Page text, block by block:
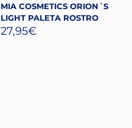
MIA COSMETICS ORION´S
LIGHT PALETA ROSTRO
27,95€